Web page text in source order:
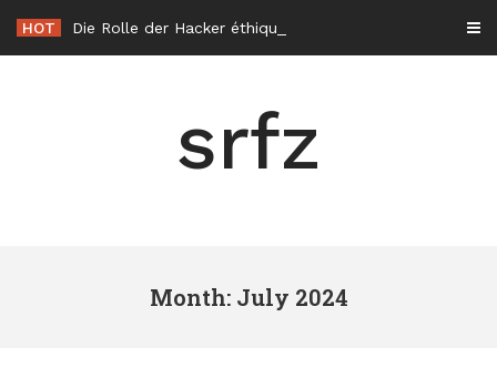
content
HOT
srfz
Month: July 2024